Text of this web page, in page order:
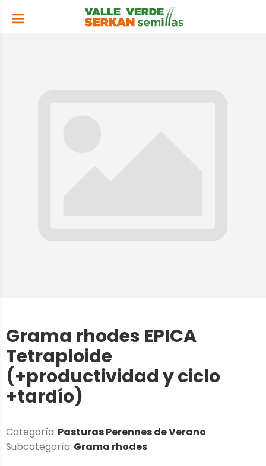
Grama rhodes EPICA
Tetraploide
(+productividad y ciclo
+tardío)
Categoría: Pasturas Perennes de Verano
Subcategoría: Grama rhodes